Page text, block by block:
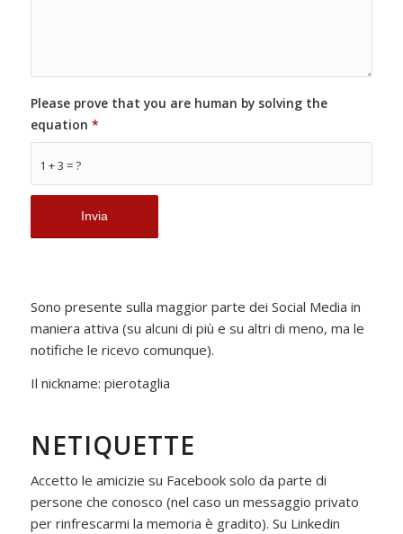
1 + 3 = ?
Please prove that you are human by solving the
equation *
Sono presente sulla maggior parte dei Social Media in
maniera attiva (su alcuni di più e su altri di meno, ma le
notifiche le ricevo comunque).
Il nickname: pierotaglia
NETIQUETTE
Accetto le amicizie su Facebook solo da parte di
persone che conosco (nel caso un messaggio privato
per rinfrescarmi la memoria è gradito). Su Linkedin